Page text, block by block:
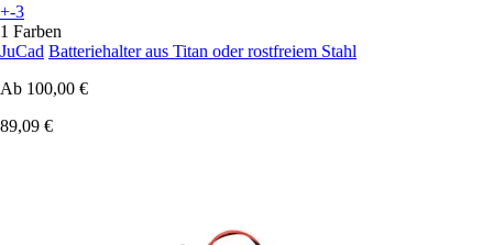
+-3
1 Farben
JuCad Batteriehalter aus Titan oder rostfreiem Stahl
Ab 100,00 €
89,09 €